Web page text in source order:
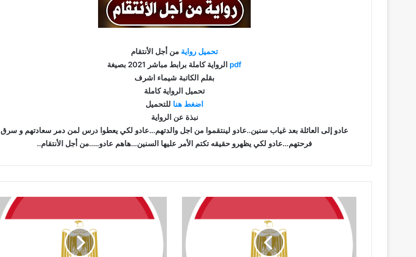
تحميل رواية من أجل الأنتقام
pdf الرواية كاملة برابط مباشر 2021 بصيغة
بقلم الكاتبة شيماء اشرف
تحميل الرواية كاملة
اضغط هنا للتحميل
نبذة عن الرواية
عادو إلى العائلة بعد غياب سنين..عادو لينتقموا من اجل والدتهم…عادو لكي يعطوا درس لمن دمر سعادتهم و سرق
فرحتهم…عادو لكي يظهرو حقيقه تكتم الأمر عليها السنين…هاهم عادو…..من أجل الأنتقام..